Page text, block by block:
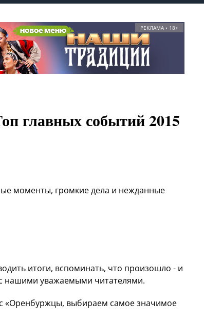
РЕКЛАМА • 18+
главных событий 2015
моменты, громкие дела и нежданные
итоги, вспоминать, что произошло - и
нашими уважаемыми читателями.
«Оренбуржцы, выбираем самое значимое